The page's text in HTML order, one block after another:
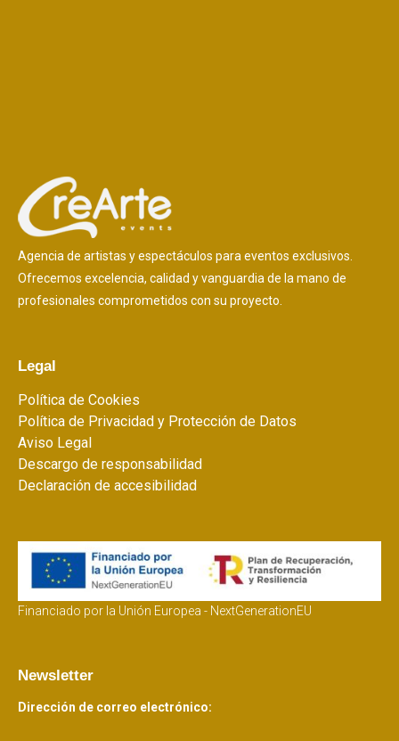
Agencia de artistas y espectáculos para eventos exclusivos.
Ofrecemos excelencia, calidad y vanguardia de la mano de
profesionales comprometidos con su proyecto.
Legal
Política de Cookies
Política de Privacidad y Protección de Datos
Aviso Legal
Descargo de responsabilidad
Declaración de accesibilidad
Financiado por la Unión Europea - NextGenerationEU
Newsletter
Dirección de correo electrónico: